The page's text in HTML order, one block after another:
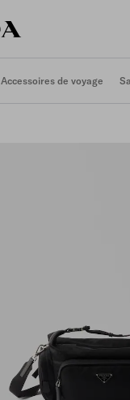
Accessoires de voyage